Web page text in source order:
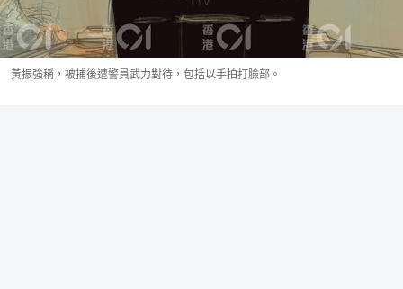
黃振強稱，被捕後遭警員武力對待，包括以手拍打臉部。